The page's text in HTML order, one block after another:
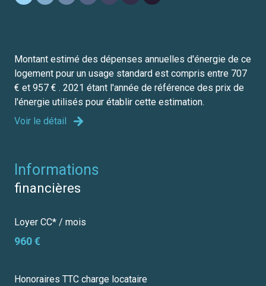
Montant estimé des dépenses annuelles d'énergie de ce
logement pour un usage standard est compris entre 707
€ et 957 € . 2021 étant l'année de référence des prix de
l'énergie utilisés pour établir cette estimation.
Voir le détail
informations
financières
Loyer CC* / mois
960 €
Honoraires TTC charge locataire